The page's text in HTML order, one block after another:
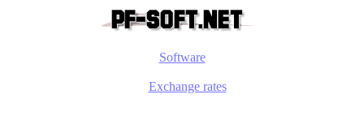
Software
Exchange rates